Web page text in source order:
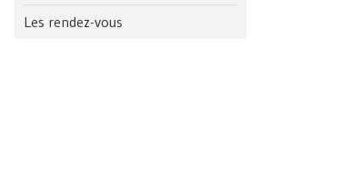
Les rendez-vous